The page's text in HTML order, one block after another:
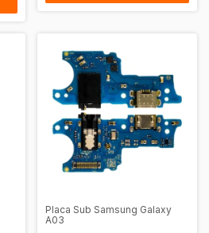
Placa Sub Samsung Galaxy
A03